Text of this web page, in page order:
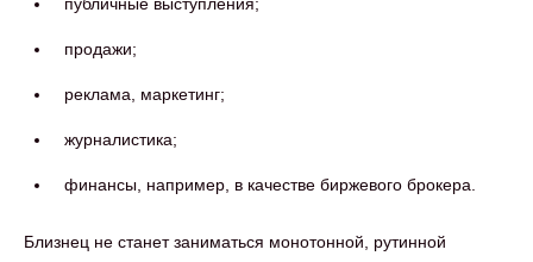
продажи;
реклама, маркетинг;
журналистика;
финансы, например, в качестве биржевого брокера.
Близнец не станет заниматься монотонной, рутинной